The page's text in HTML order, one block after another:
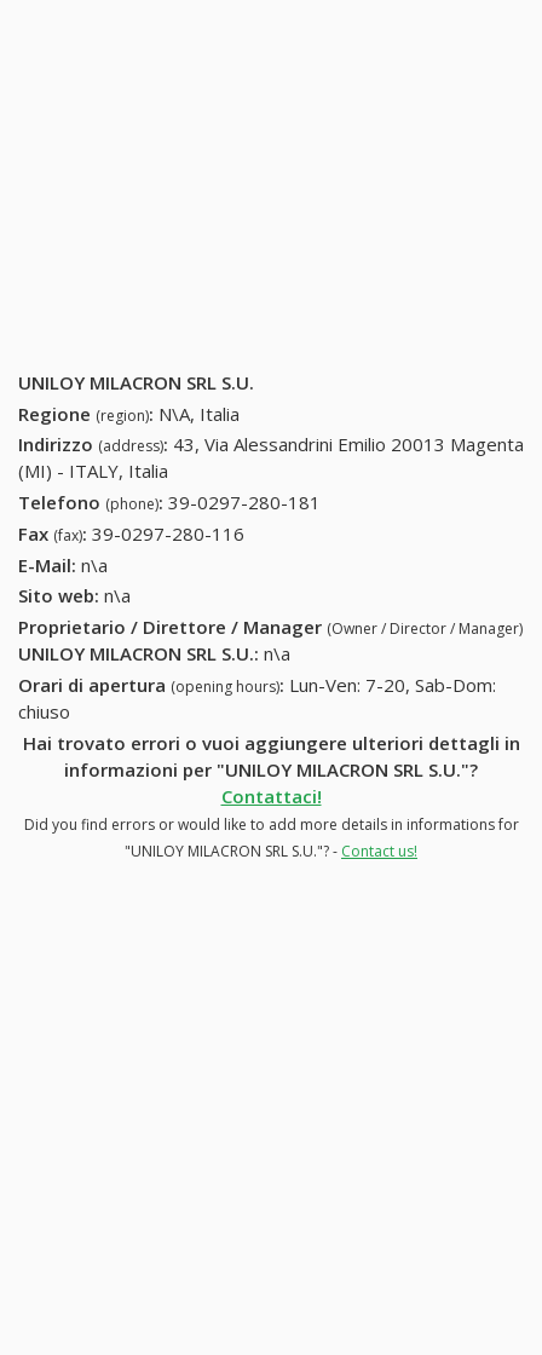
UNILOY MILACRON SRL S.U.
Regione (region): N\A, Italia
Indirizzo (address): 43, Via Alessandrini Emilio 20013 Magenta
(MI) - ITALY, Italia
Telefono (phone): 39-0297-280-181
Fax (fax): 39-0297-280-116
E-Mail: n\a
Sito web: n\a
Proprietario / Direttore / Manager (Owner / Director / Manager)
UNILOY MILACRON SRL S.U.: n\a
Orari di apertura (opening hours): Lun-Ven: 7-20, Sab-Dom:
chiuso
Hai trovato errori o vuoi aggiungere ulteriori dettagli in
informazioni per "UNILOY MILACRON SRL S.U."?
Contattaci!
Did you find errors or would like to add more details in informations for
"UNILOY MILACRON SRL S.U."? - Contact us!